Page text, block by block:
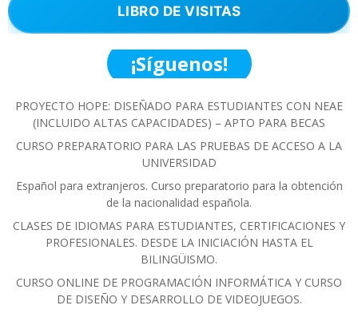
LIBRO DE VISITAS
¡Síguenos!
PROYECTO HOPE: DISEÑADO PARA ESTUDIANTES CON NEAE
(INCLUIDO ALTAS CAPACIDADES) – APTO PARA BECAS
CURSO PREPARATORIO PARA LAS PRUEBAS DE ACCESO A LA
UNIVERSIDAD
Español para extranjeros. Curso preparatorio para la obtención
de la nacionalidad española.
CLASES DE IDIOMAS PARA ESTUDIANTES, CERTIFICACIONES Y
PROFESIONALES. DESDE LA INICIACIÓN HASTA EL
BILINGÜISMO.
CURSO ONLINE DE PROGRAMACIÓN INFORMÁTICA Y CURSO
DE DISEÑO Y DESARROLLO DE VIDEOJUEGOS.